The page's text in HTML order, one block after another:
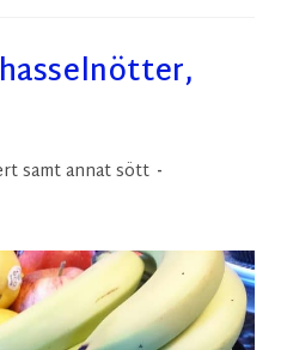
samt annat sött